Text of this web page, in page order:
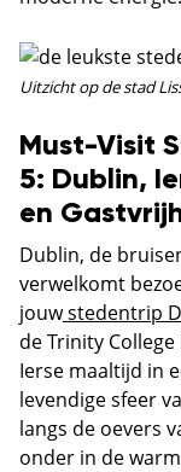
Uitzicht op de stad
Must-Visit
5: Dublin,
en
Dublin, de
verwelkomt
jouwstedentrip
de Trinity
Ierse maaltijd in
levendige sfeer
langs de oevers
onder in de